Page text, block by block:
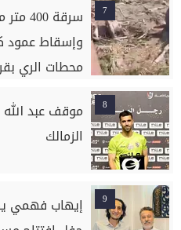
7
سرقة
وإسقاط عمود
محطات الري
8
موقف عبد الله
الزمالك
9
إيهاب فهمي